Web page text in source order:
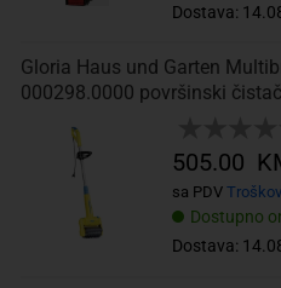
Dostava:
Gloria Haus und Garten
000298.0000 površinski
Dostupno
Dostava:
505.00
sa PDV